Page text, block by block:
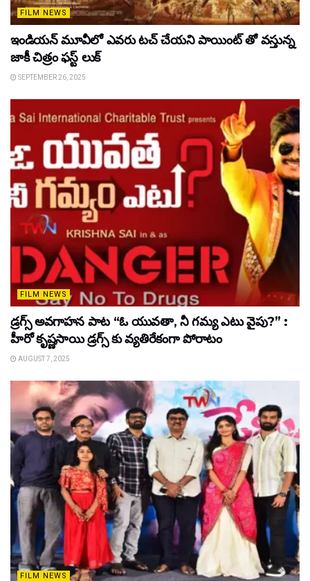
FILM NEWS
ఇండియన్ మూవీలో ఎవరు టచ్ చేయని పాయింట్ తో వస్తున్న
జాకీ చిత్రం ఫస్ట్ లుక్
SEPTEMBER 26, 2025
FILM NEWS
డ్రగ్స్ అవగాహన పాట “ఓ యువతా, నీ గమ్య ఎటు వైపు?” :
హీరో కృష్ణసాయి డ్రగ్స్ కు వ్యతిరేకంగా పోరాటం
AUGUST 7, 2025
FILM NEWS